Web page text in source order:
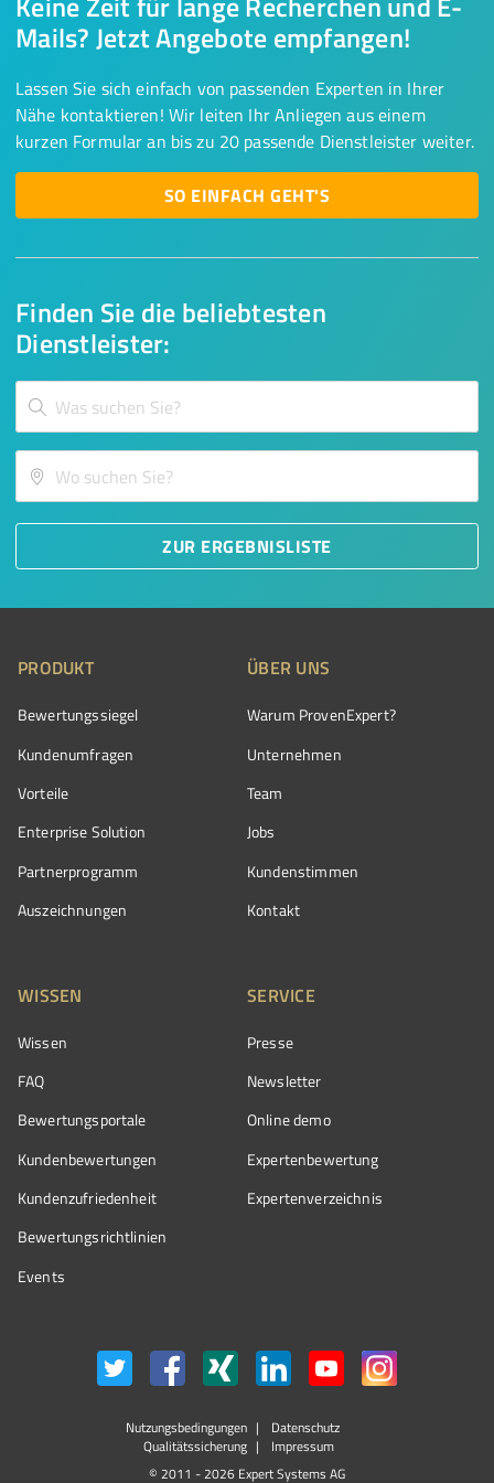
Finden Sie die beliebtesten
Dienstleister:
ZUR ERGEBNISLISTE
Mails? Jetzt Angebote empfangen!
Lassen Sie sich einfach von passenden Experten in Ihrer
Nähe kontaktieren! Wir leiten Ihr Anliegen aus einem
kurzen Formular an bis zu 20 passende Dienstleister weiter.
SO EINFACH GEHT'S
PRODUKT
Bewertungssiegel
Kundenumfragen
Vorteile
Enterprise Solution
Partnerprogramm
Auszeichnungen
ÜBER UNS
Warum ProvenExpert?
Unternehmen
Team
Jobs
Kundenstimmen
Kontakt
WISSEN
Wissen
FAQ
Bewertungsportale
Kundenbewertungen
Kundenzufriedenheit
Bewertungs­richtlinien
Events
SERVICE
Presse
Newsletter
Online demo
Expertenbewertung
Expertenverzeichnis
Nutzungsbedingungen
Datenschutz
Qualitätssicherung
Impressum
© 2011 - 2026 Expert Systems AG